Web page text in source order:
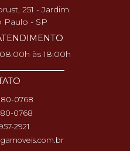
251 - Jardim
Paulo - SP
às 18:00h
0768
0768
2921